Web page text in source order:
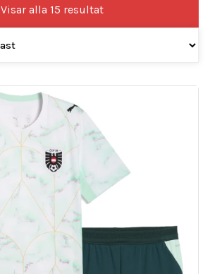
Visar alla 15 resultatSortera
efter